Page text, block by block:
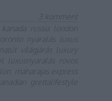
3 komment
kanada russia
london
toronto nyaralás
luxus
világjárás
luxury
luxusnyaralás rovos
maharajas express
grettalifestyle